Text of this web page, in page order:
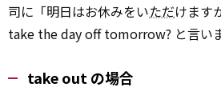
司に「明日はお休みをいただけます
take the day off tomorrow? と言いま
take out の場合